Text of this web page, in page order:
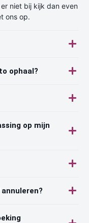
niet bij kijk dan even
ons op.
ophaal?
op mijn